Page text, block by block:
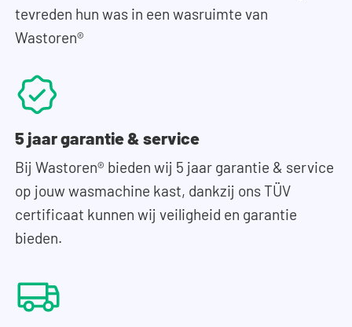
tevreden hun was in een wasruimte van
Wastoren®
5 jaar garantie & service
Bij Wastoren® bieden wij 5 jaar garantie & service
op jouw wasmachine kast, dankzij ons TÜV
certificaat kunnen wij veiligheid en garantie
bieden.